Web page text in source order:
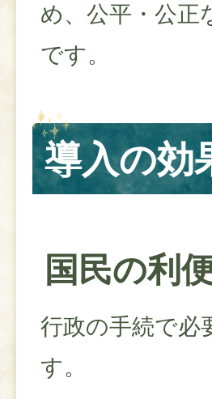
め、公平・公正
です。
導入の効
国民の利
行政の手続で必
す。